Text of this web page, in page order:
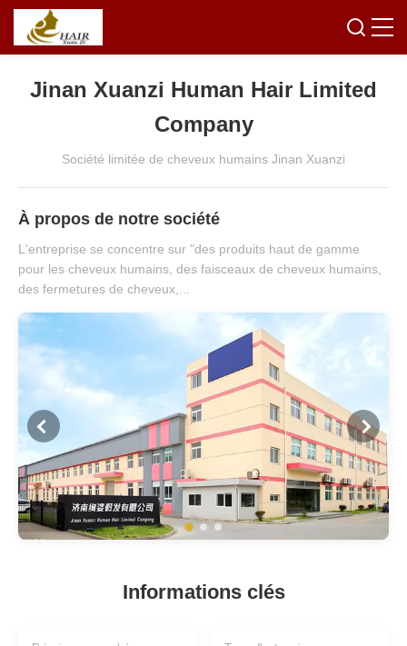
Jinan Xuanzi Human Hair Limited
Company
Société limitée de cheveux humains Jinan Xuanzi
À propos de notre société
L'entreprise se concentre sur "des produits haut de gamme
pour les cheveux humains, des faisceaux de cheveux humains,
des fermetures de cheveux,...
Informations clés